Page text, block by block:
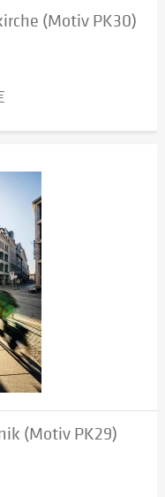
(Motiv PK30)
(Motiv PK29)